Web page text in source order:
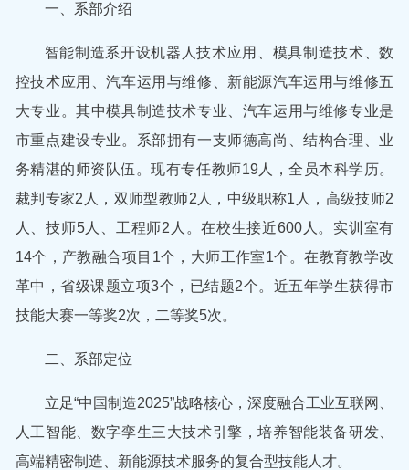
一、系部介绍
智能制造系开设机器人技术应用、模具制造技术、数
控技术应用、汽车运用与维修、新能源汽车运用与维修五
大专业。其中模具制造技术专业、汽车运用与维修专业是
市重点建设专业。系部拥有一支师德高尚、结构合理、业
务精湛的师资队伍。现有专任教师19人，全员本科学历。
裁判专家2人，双师型教师2人，中级职称1人，高级技师2
人、技师5人、工程师2人。在校生接近600人。实训室有
14个，产教融合项目1个，大师工作室1个。在教育教学改
革中，省级课题立项3个，已结题2个。近五年学生获得市
技能大赛一等奖2次，二等奖5次。
二、系部定位
立足“中国制造2025”战略核心，深度融合工业互联网、
人工智能、数字孪生三大技术引擎，培养智能装备研发、
高端精密制造、新能源技术服务的复合型技能人才。